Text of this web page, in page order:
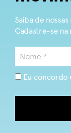
Saiba de
Cadastre-se na
Eu concordo